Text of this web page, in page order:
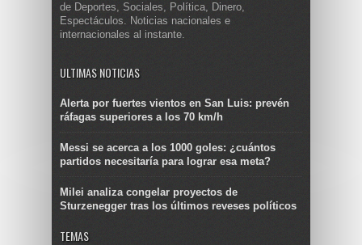
de Deportes, Sociales, Política, Dinero,
Espectáculos. Noticias nacionales e
internacionales al instante.
ULTIMAS NOTICIAS
Alerta por fuertes vientos en San Luis: prevén
ráfagas superiores a los 70 km/h
Messi se acerca a los 1000 goles: ¿cuántos
partidos necesitaría para lograr esa meta?
Milei analiza congelar proyectos de
Sturzenegger tras los últimos reveses políticos
TEMAS